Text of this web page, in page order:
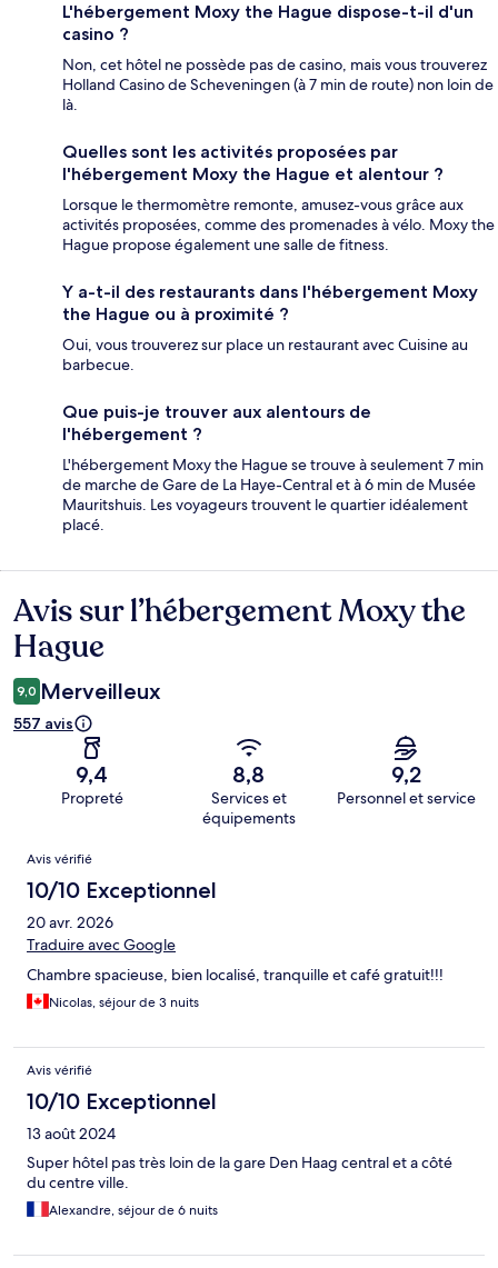
L'hébergement Moxy the Hague dispose-t-il d'un
casino ?
Non, cet hôtel ne possède pas de casino, mais vous trouverez
Holland Casino de Scheveningen (à 7 min de route) non loin de
là.
Quelles sont les activités proposées par
l'hébergement Moxy the Hague et alentour ?
Lorsque le thermomètre remonte, amusez-vous grâce aux
activités proposées, comme des promenades à vélo. Moxy the
Hague propose également une salle de fitness.
Y a-t-il des restaurants dans l'hébergement Moxy
the Hague ou à proximité ?
Oui, vous trouverez sur place un restaurant avec Cuisine au
barbecue.
Que puis-je trouver aux alentours de
l'hébergement ?
L'hébergement Moxy the Hague se trouve à seulement 7 min
de marche de Gare de La Haye-Central et à 6 min de Musée
Mauritshuis. Les voyageurs trouvent le quartier idéalement
placé.
Avis
Avis sur l’hébergement Moxy the
Hague
9,0 Merveilleux
557 avis
9,4
Propreté
8,8
Services et
équipements
9,2
Personnel et service
Avis
Avis vérifié
10/10 Exceptionnel
20 avr. 2026
Traduire avec Google
Chambre spacieuse, bien localisé, tranquille et café gratuit!!!
Nicolas, séjour de 3 nuits
Avis vérifié
10/10 Exceptionnel
13 août 2024
Super hôtel pas très loin de la gare Den Haag central et a côté
du centre ville.
Alexandre, séjour de 6 nuits